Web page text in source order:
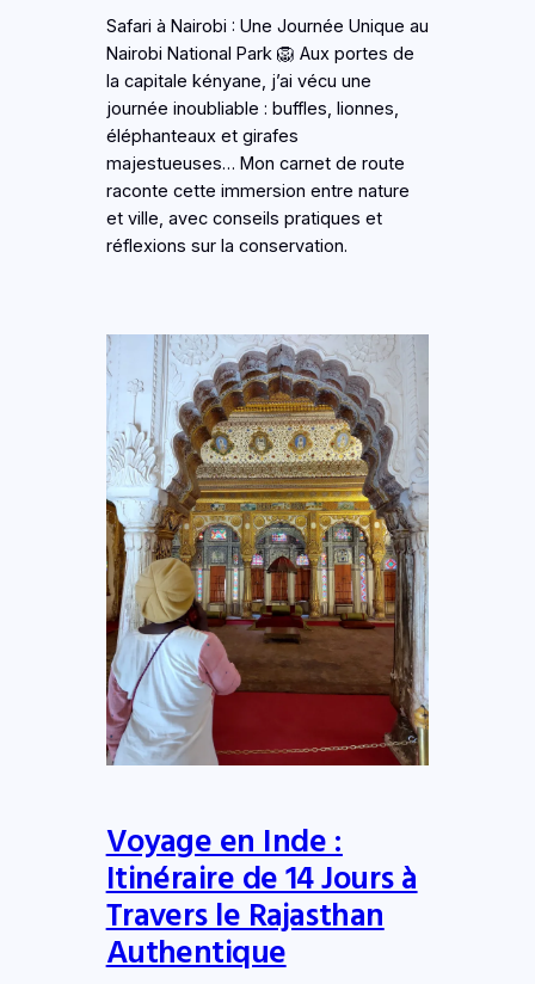
Safari à Nairobi : Une Journée Unique au
Nairobi National Park 🦁 Aux portes de
la capitale kényane, j’ai vécu une
journée inoubliable : buffles, lionnes,
éléphanteaux et girafes
majestueuses… Mon carnet de route
raconte cette immersion entre nature
et ville, avec conseils pratiques et
réflexions sur la conservation.
Voyage en Inde :
Itinéraire de 14 Jours à
Travers le Rajasthan
Authentique